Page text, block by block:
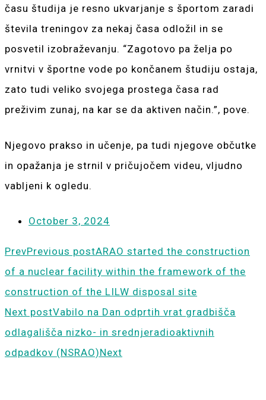
času študija je resno ukvarjanje s športom zaradi
števila treningov za nekaj časa odložil in se
posvetil izobraževanju. “Zagotovo pa želja po
vrnitvi v športne vode po končanem študiju ostaja,
zato tudi veliko svojega prostega časa rad
preživim zunaj, na kar se da aktiven način.”, pove.
Njegovo prakso in učenje, pa tudi njegove občutke
in opažanja je strnil v pričujočem videu, vljudno
vabljeni k ogledu.
October 3, 2024
PrevPrevious postARAO started the construction
of a nuclear facility within the framework of the
construction of the LILW disposal site
Next postVabilo na Dan odprtih vrat gradbišča
odlagališča nizko- in srednjeradioaktivnih
odpadkov (NSRAO)Next